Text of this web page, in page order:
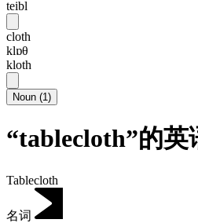
teibl
cloth
klɒθ
kloth
Noun (1)
“tablecloth”的英
Tablecloth
名词